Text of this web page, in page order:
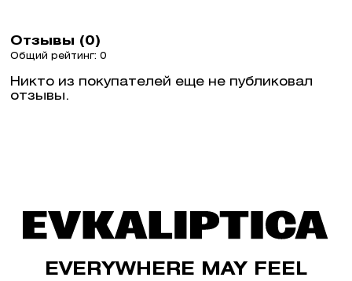
Отзывы (0)
Общий рейтинг: 0
Никто из покупателей еще не публиковал
отзывы.
EVERYWHERE MAY FEEL